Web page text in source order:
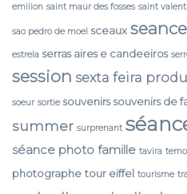
emilion saint maur des fosses saint
sao pedro de moel sceaux seance
estrela serras aires e candeeiros
session sexta feira
soeur sortie souvenirs souvenirs de
summer surprenant
séance photo famille tavira
photographe tour eiffel tourisme